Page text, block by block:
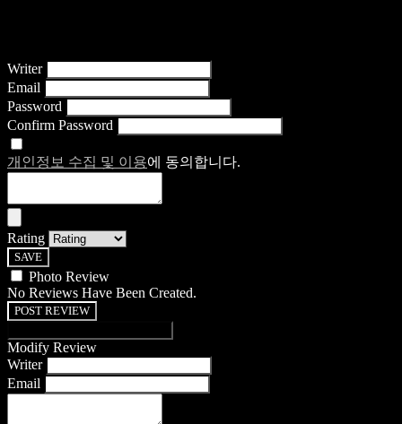
Writer
Email
Password
Confirm Password
개인정보 수집 및 이용에 동의합니다.
Rating
SAVE
Photo Review
No Reviews Have Been Created.
POST REVIEW
Modify Review
Writer
Email